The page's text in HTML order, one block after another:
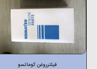
فیلترروغن کوماتسو